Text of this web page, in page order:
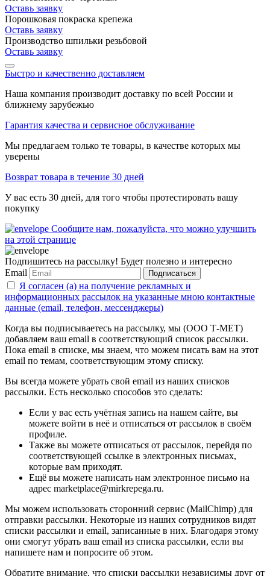
Оставь заявку
Порошковая покраска крепежа
Оставь заявку
Производство шпильки резьбовой
Оставь заявку
Быстро и качественно доставляем
Наша компания производит доставку по всей России и
ближнему зарубежью
Гарантия качества и сервисное обслуживание
Мы предлагаем только те товары, в качестве которых мы
уверены
Возврат товара в течение 30 дней
У вас есть 30 дней, для того чтобы протестировать вашу
покупку
Сообщите нам, пожалуйста, что можно улучшить
на этой странице
Подпишитесь на рассылку! Будет полезно и интересно
Email
Подписаться
Я согласен (а) на получение рекламных и
информационных рассылок на указанные мною контактные
данные (email, телефон, мессенджеры)
Когда вы подписываетесь на рассылку, мы (ООО Т-МЕТ)
добавляем ваш email в соответствующий список рассылки.
Пока email в списке, мы знаем, что можем писать вам на этот
email по темам, соответствующим этому списку.
Вы всегда можете убрать свой email из наших списков
рассылки. Есть несколько способов это сделать:
Если у вас есть учётная запись на нашем сайте, вы
можете войти в неё и отписаться от рассылок в своём
профиле.
Также вы можете отписаться от рассылок, перейдя по
соответствующей ссылке в электронных письмах,
которые вам приходят.
Ещё вы можете написать нам электронное письмо на
адрес marketplace@mirkrepega.ru.
Мы можем использовать сторонний сервис (MailChimp) для
отправки рассылки. Некоторые из наших сотрудников видят
списки рассылки и email, записанные в них. Благодаря этому
они смогут убрать ваш email из списка рассылки, если вы
напишете нам и попросите об этом.
Обратите внимание, что списки рассылки независимы друг от